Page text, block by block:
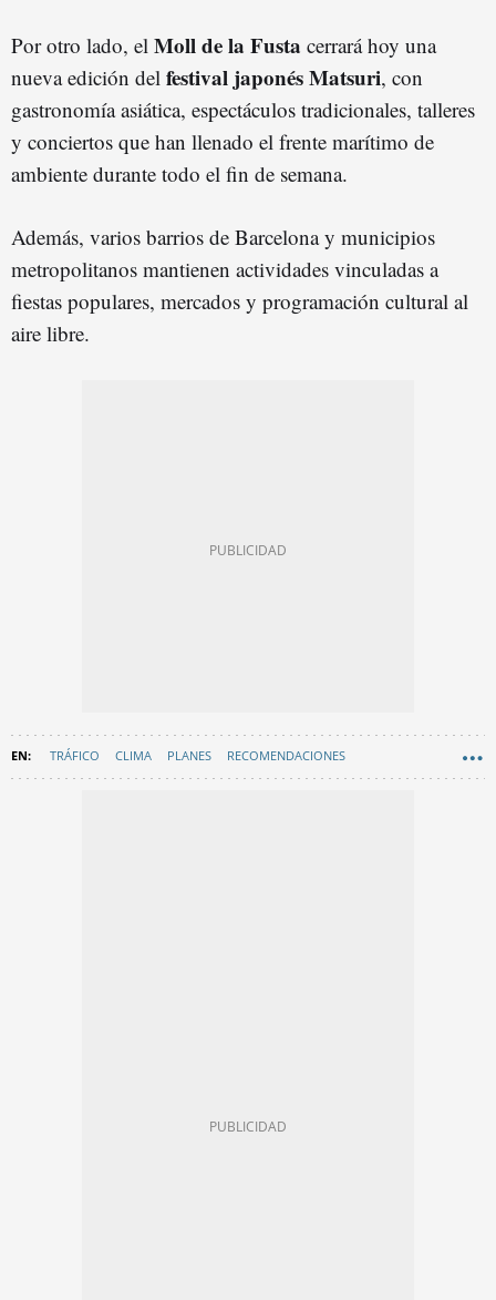
Por otro lado, el Moll de la Fusta cerrará hoy una
nueva edición del festival japonés Matsuri, con
gastronomía asiática, espectáculos tradicionales, talleres
y conciertos que han llenado el frente marítimo de
ambiente durante todo el fin de semana.
Además, varios barrios de Barcelona y municipios
metropolitanos mantienen actividades vinculadas a
fiestas populares, mercados y programación cultural al
aire libre.
TRÁFICO CLIMA PLANES RECOMENDACIONES